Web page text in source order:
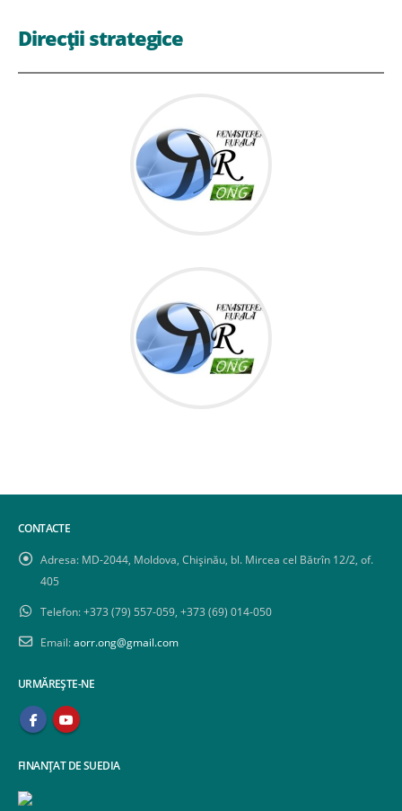
Direcții strategice
CONTACTE
Adresa: MD-2044, Moldova, Chișinău, bl. Mircea cel Bătrîn 12/2, of.
405
Telefon:+373 (79) 557-059, +373 (69) 014-050
Email:aorr.ong@gmail.com
URMĂREȘTE-NE
FINANȚAT DE SUEDIA